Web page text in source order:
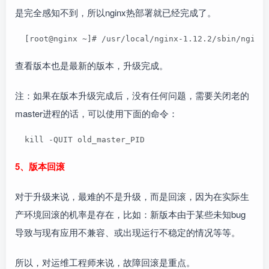
是完全感知不到，所以nginx热部署就已经完成了。
[root@nginx ~]# /usr/local/nginx-1.12.2/sbin/
查看版本也是最新的版本，升级完成。
注：如果在版本升级完成后，没有任何问题，需要关闭老的
master进程的话，可以使用下面的命令：
  kill -QUIT old_master_PID
5、版本回滚
对于升级来说，最难的不是升级，而是回滚，因为在实际生
产环境回滚的机率是存在，比如：新版本由于某些未知bug
导致与现有应用不兼容、或出现运行不稳定的情况等等。
所以，对运维工程师来说，故障回滚是重点。